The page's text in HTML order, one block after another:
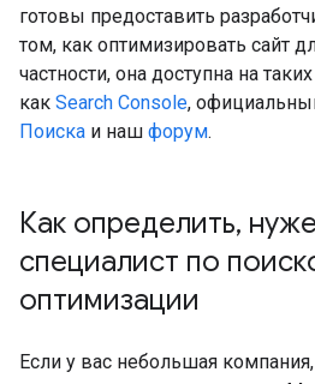
готовы предоставить
том, как оптимизировать сайт
частности, она доступна на
как Search Console,
Поиска и наш форум.
Как определить,
специалист по
оптимизации
Если у вас небольшая